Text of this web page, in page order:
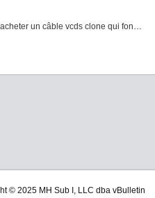
Bonjour à tous je souhaiterais acheter un câble vcds clone qui fonctionne bien et aussi qui peut se mettre a jour, si possible un HEX V2.
© 2025 MH Sub I, LLC dba vBulletin